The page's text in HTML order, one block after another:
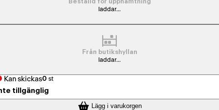
Beställd för upphämtning
laddar...
Från butikshyllan
laddar...
Kan skickas0 st
tillgänglig
Lägg i varukorgen